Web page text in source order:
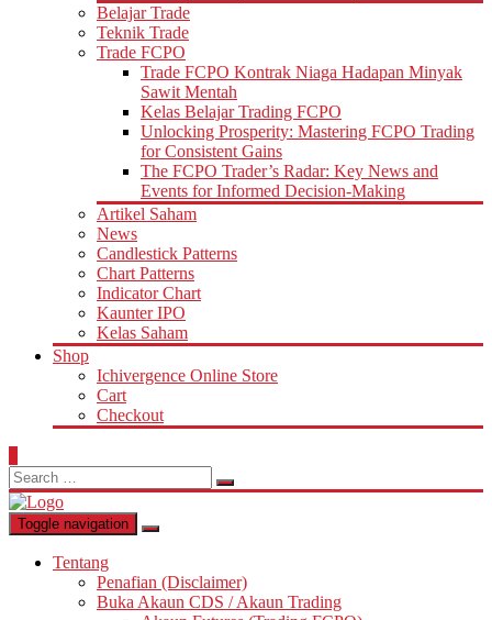
Belajar Trade
Teknik Trade
Trade FCPO
Trade FCPO Kontrak Niaga Hadapan Minyak
Sawit Mentah
Kelas Belajar Trading FCPO
Unlocking Prosperity: Mastering FCPO Trading
for Consistent Gains
The FCPO Trader’s Radar: Key News and
Events for Informed Decision-Making
Artikel Saham
News
Candlestick Patterns
Chart Patterns
Indicator Chart
Kaunter IPO
Kelas Saham
Shop
Ichivergence Online Store
Cart
Checkout
Search
for:
Toggle navigation
Tentang
Penafian (Disclaimer)
Buka Akaun CDS / Akaun Trading